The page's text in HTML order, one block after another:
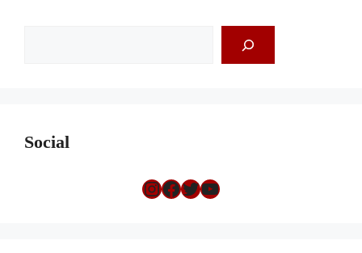
Social
Instagram
Facebook
Twitter
YouTube